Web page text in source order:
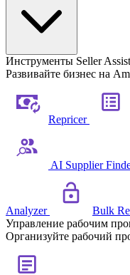
Инструменты Seller
Развивайте бизнес на
Repricer
AI Supplier
Analyzer Bulk
Управление рабочим
Организуйте рабочий